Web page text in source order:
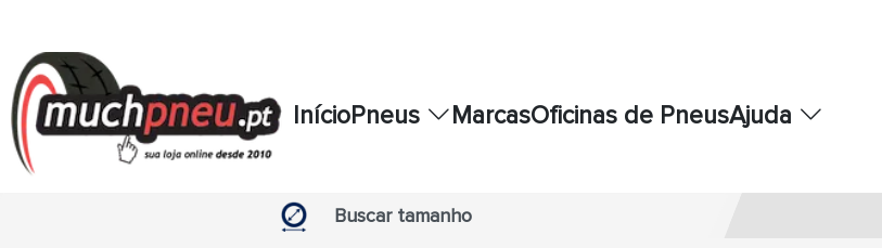
InícioPneus MarcasOficinas de PneusAjuda
Buscar tamanho